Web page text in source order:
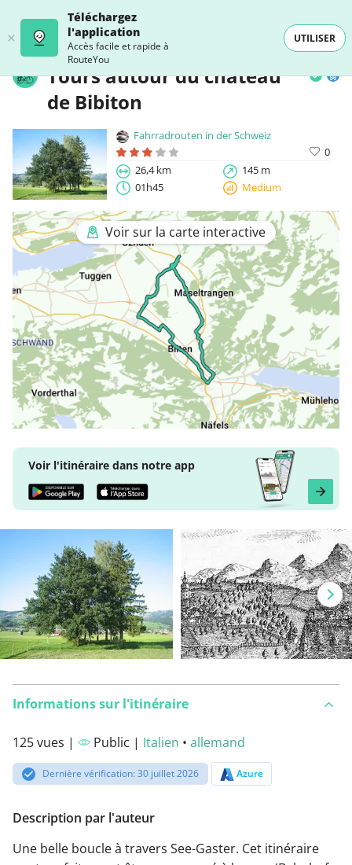
Téléchargez
l'application
Accès facile et rapide à
RouteYou
UTILISER
Tours autour du château
de Bibiton
Fahrradrouten in der Schweiz
0
26,4 km
145 m
01h45
Medium
Voir sur la carte interactive
Voir l'itinéraire dans notre app
Informations sur l'itinéraire
125 vues | Public | Italien • allemand
Dernière vérification: 30 juillet 2026 Azure
Description par l'auteur
Une belle boucle à travers See-Gaster. Cet itinéraire